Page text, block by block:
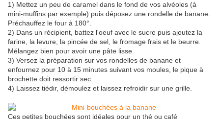
1) Mettez un peu de caramel dans le fond de vos alvéoles (à
mini-muffins par exemple) puis déposez une rondelle de banane.
Préchauffez le four à 180°.
2) Dans un récipient, battez l'oeuf avec le sucre puis ajoutez la
farine, la levure, la pincée de sel, le fromage frais et le beurre.
Mélangez bien pour avoir une pâte lisse.
3) Versez la préparation sur vos rondelles de banane et
enfournez pour 10 à 15 minutes suivant vos moules, le pique à
brochette doit ressortir sec.
4) Laissez tiédir, démoulez et laissez refroidir sur une grille.
Ces petites bouchées sont idéales pour un thé ou café